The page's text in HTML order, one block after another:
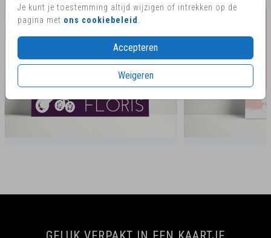
Je kunt je toestemming altijd wijzigen of intrekken op de
pagina met ons cookiebeleid
Accepteren
Weigeren